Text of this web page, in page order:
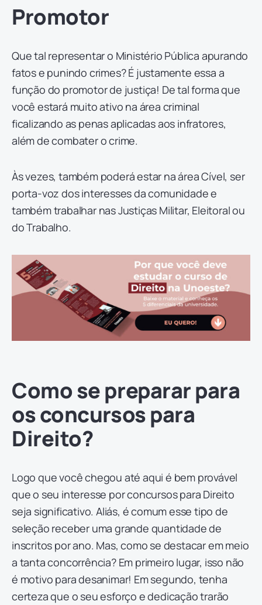
Promotor
Que tal representar o Ministério Pública apurando
fatos e punindo crimes? É justamente essa a
função do promotor de justiça! De tal forma que
você estará muito ativo na área criminal
ficalizando as penas aplicadas aos infratores,
além de combater o crime.
Às vezes, também poderá estar na área Cível, ser
porta-voz dos interesses da comunidade e
também trabalhar nas Justiças Militar, Eleitoral ou
do Trabalho.
Como se preparar para
os concursos para
Direito?
Logo que você chegou até aqui é bem provável
que o seu interesse por concursos para Direito
seja significativo. Aliás, é comum esse tipo de
seleção receber uma grande quantidade de
inscritos por ano. Mas, como se destacar em meio
a tanta concorrência? Em primeiro lugar, isso não
é motivo para desanimar! Em segundo, tenha
certeza que o seu esforço e dedicação trarão